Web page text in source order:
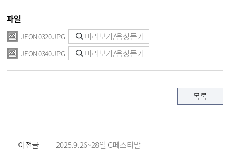
파일
JEON0320.JPG 미리보기/음성듣기
JEON0340.JPG 미리보기/음성듣기
목록
이전글 2025.9.26~28일 G페스티발